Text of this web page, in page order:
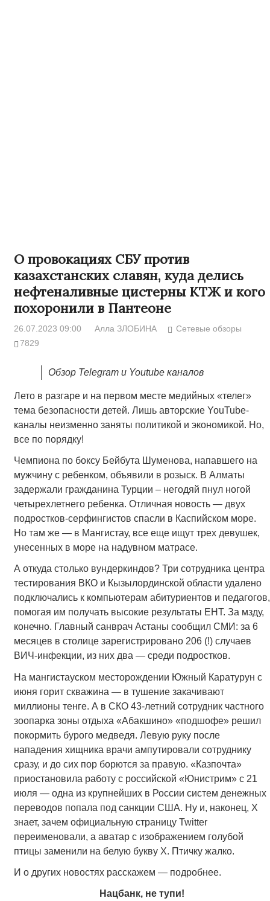
О провокациях СБУ против
казахстанских славян, куда делись
нефтеналивные цистерны КТЖ и кого
похоронили в Пантеоне
26.07.2023 09:00 Алла ЗЛОБИНА
Сетевые обзоры
7829
Обзор Telegram и Youtube каналов
Лето в разгаре и на первом месте медийных «телег»
тема безопасности детей. Лишь авторские YouTube-
каналы неизменно заняты политикой и экономикой. Но,
все по порядку!
Чемпиона по боксу Бейбута Шуменова, напавшего на
мужчину с ребенком, объявили в розыск. В Алматы
задержали гражданина Турции – негодяй пнул ногой
четырехлетнего ребенка. Отличная новость — двух
подростков-серфингистов спасли в Каспийском море.
Но там же — в Мангистау, все еще ищут трех девушек,
унесенных в море на надувном матрасе.
А откуда столько вундеркиндов? Три сотрудника центра
тестирования ВКО и Кызылординской области удалено
подключались к компьютерам абитуриентов и педагогов,
помогая им получать высокие результаты ЕНТ. За мзду,
конечно. Главный санврач Астаны сообщил СМИ: за 6
месяцев в столице зарегистрировано 206 (!) случаев
ВИЧ-инфекции, из них два — среди подростков.
На мангистауском месторождении Южный Каратурун с
июня горит скважина — в тушение закачивают
миллионы тенге. А в СКО 43-летний сотрудник частного
зоопарка зоны отдыха «Абакшино» «подшофе» решил
покормить бурого медведя. Левую руку после
нападения хищника врачи ампутировали сотруднику
сразу, и до сих пор борются за правую. «Казпочта»
приостановила работу с российской «Юнистрим» с 21
июля — одна из крупнейших в России систем денежных
переводов попала под санкции США. Ну и, наконец, Х
знает, зачем официальную страницу Twitter
переименовали, а аватар с изображением голубой
птицы заменили на белую букву X. Птичку жалко.
И о других новостях расскажем — подробнее.
Нацбанк, не тупи!